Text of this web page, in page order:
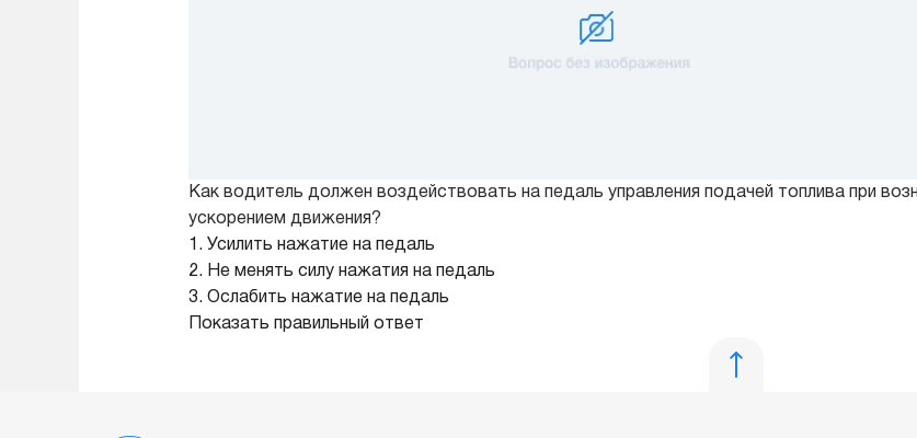
Как водитель должен воздействовать на педаль управления подачей топлива при
ускорением движения?
1. Усилить нажатие на педаль
2. Не менять силу нажатия на педаль
3. Ослабить нажатие на педаль
Показать правильный ответ